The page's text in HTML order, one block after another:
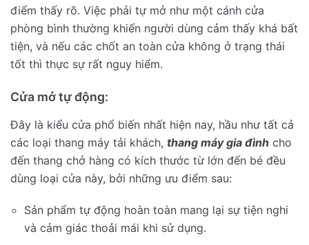
điểm thấy rõ. Việc phải tự mở như một cánh cửa
phòng bình thường khiến người dùng cảm thấy khá bất
tiện, và nếu các chốt an toàn cửa không ở trạng thái
tốt thì thực sự rất nguy hiểm.
Cửa mở tự động:
Đây là kiểu cửa phổ biến nhất hiện nay, hầu như tất cả
các loại thang máy tải khách, thang máy gia đình cho
đến thang chở hàng có kích thước từ lớn đến bé đều
dùng loại cửa này, bởi những ưu điểm sau:
Sản phẩm tự động hoàn toàn mang lại sự tiện nghi
và cảm giác thoải mái khi sử dụng.